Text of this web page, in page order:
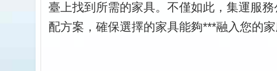
臺上找到所需的家具。不僅如此，集運服
配方案，確保選擇的家具能夠***融入您的家